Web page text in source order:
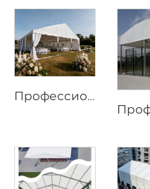
Профессиональный свадебный шатёр-маркиз | Коммерческая конструкция для мероприятий премиум-класса